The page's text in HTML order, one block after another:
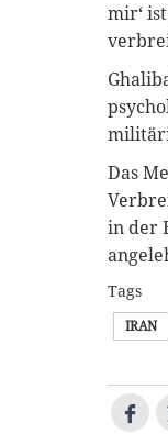
mir‘
Das
in der
Tags
IRAN